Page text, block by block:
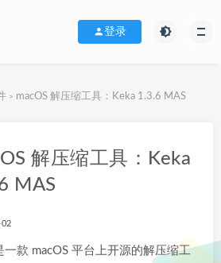
登录
> macOS 解压缩工具：Keka 1.3.6 MAS
解压缩工具：Keka
MAS
02
一款 macOS 平台上开源的解压缩工